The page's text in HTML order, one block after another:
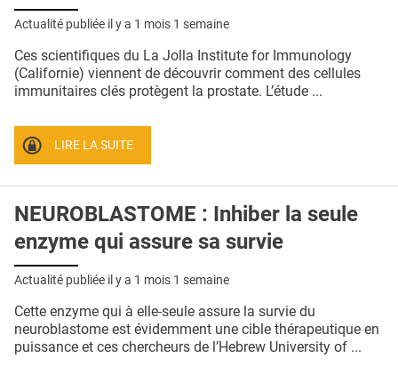
QUI SOMMES-NOUS ?
CONDITIONS GÉNÉRALES
CRÉDITS
Actualité publiée il y a 1 mois 1 semaine
Ces scientifiques du La Jolla Institute for Immunology
(Californie) viennent de découvrir comment des cellules
immunitaires clés protègent la prostate. L’étude ...
LIRE LA SUITE
NEUROBLASTOME : Inhiber la seule
enzyme qui assure sa survie
Actualité publiée il y a 1 mois 1 semaine
Cette enzyme qui à elle-seule assure la survie du
neuroblastome est évidemment une cible thérapeutique en
puissance et ces chercheurs de l’Hebrew University of ...